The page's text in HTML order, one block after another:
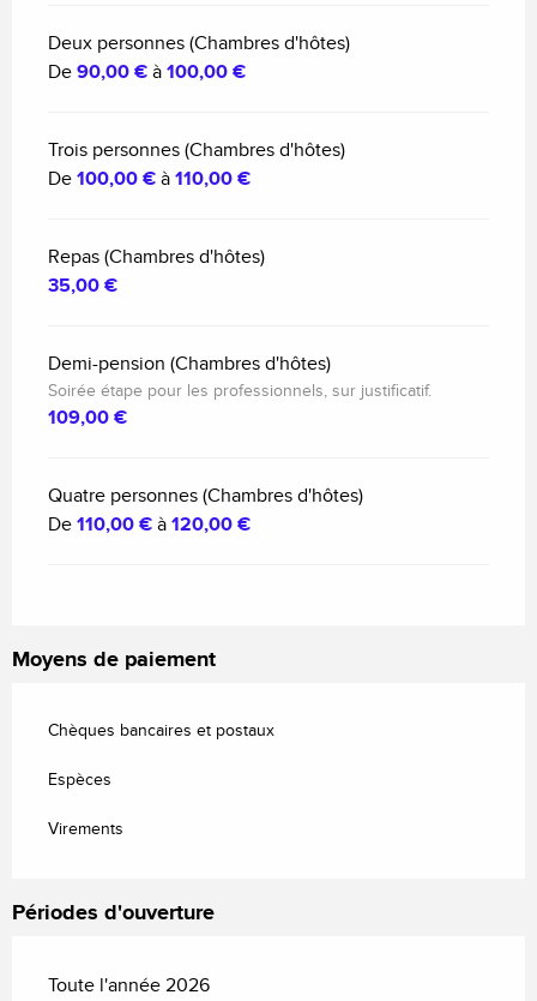
Deux personnes (Chambres d'hôtes)
De 90,00 € à 100,00 €
Trois personnes (Chambres d'hôtes)
De 100,00 € à 110,00 €
Repas (Chambres d'hôtes)
35,00 €
Demi-pension (Chambres d'hôtes)
Soirée étape pour les professionnels, sur justificatif.
109,00 €
Quatre personnes (Chambres d'hôtes)
De 110,00 € à 120,00 €
Moyens de paiement
Chèques bancaires et postaux
Espèces
Virements
Périodes d'ouverture
Toute l'année 2026